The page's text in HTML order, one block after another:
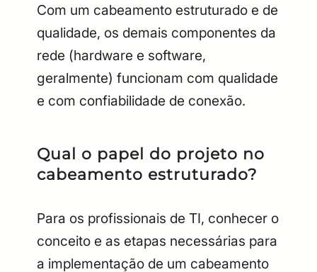
Com um cabeamento estruturado e de
qualidade, os demais componentes da
rede (hardware e software,
geralmente) funcionam com qualidade
e com confiabilidade de conexão.
Qual o papel do projeto no
cabeamento estruturado?
Para os profissionais de TI, conhecer o
conceito e as etapas necessárias para
a implementação de um cabeamento